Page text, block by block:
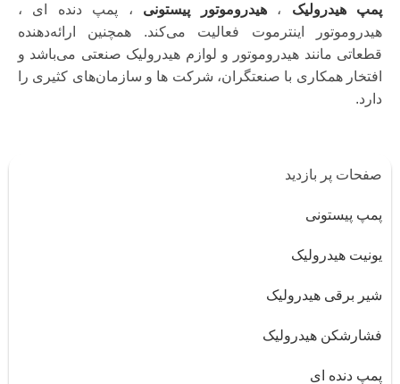
پمپ هیدرولیک ،هیدروموتور پیستونی ، پمپ دنده ای ،
هیدروموتور اینترموت فعالیت می‌کند. همچنین ارائه‌دهنده
قطعاتی مانند هیدروموتور و لوازم هیدرولیک صنعتی می‌باشد و
افتخار همکاری با صنعتگران، شرکت ها و سازمان‌های کثیری را
دارد.
صفحات پر بازدید
پمپ پیستونی
یونیت هیدرولیک
شیر برقی هیدرولیک
فشارشکن هیدرولیک
پمپ دنده ای